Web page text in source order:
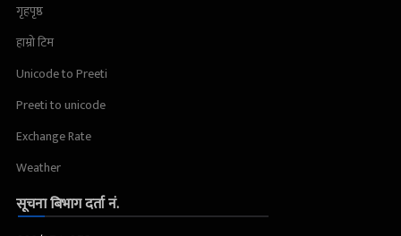
गृहपृष्ठ
हाम्रो टिम
Unicode to Preeti
Preeti to unicode
Exchange Rate
Weather
सूचना बिभाग दर्ता नं.